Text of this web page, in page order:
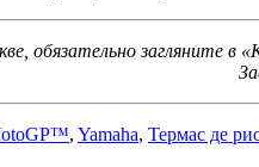
обязательно загляните
, Yamaha, Термас де